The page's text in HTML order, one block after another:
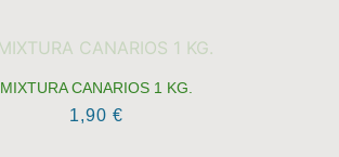
MIXTURA CANARIOS 1 KG.
1,90 €